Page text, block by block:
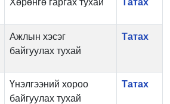
Хөрөнгө гаргах тухай Татах
Ажлын хэсэг
байгуулах тухай
Татах
Үнэлгээний хороо
байгуулах тухай
Татах